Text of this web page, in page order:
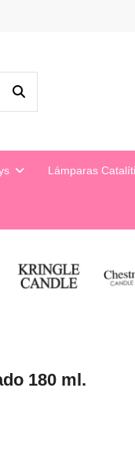
Lámparas
180 ml.